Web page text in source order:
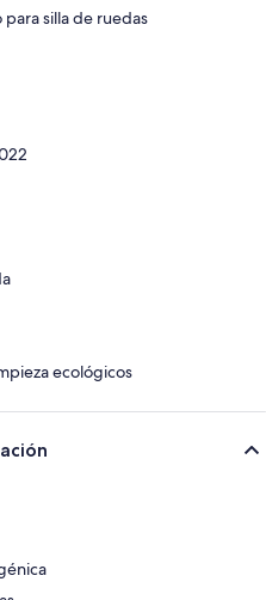
para silla de ruedas
ecológicos